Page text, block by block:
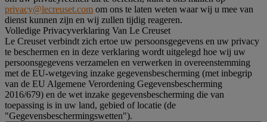
privacy@lecreuset.com om ons te laten weten waar wij u mee van
dienst kunnen zijn en wij zullen tijdig reageren.
Volledige Privacyverklaring Van Le Creuset
Le Creuset verbindt zich ertoe uw persoonsgegevens en uw privacy
te beschermen en in deze verklaring wordt uitgelegd hoe wij uw
persoonsgegevens verzamelen en verwerken in overeenstemming
met de EU-wetgeving inzake gegevensbescherming (met inbegrip
van de EU Algemene Verordening Gegevensbescherming
2016/679) en de wet inzake gegevensbescherming die van
toepassing is in uw land, gebied of locatie (de
"Gegevensbeschermingswetten").